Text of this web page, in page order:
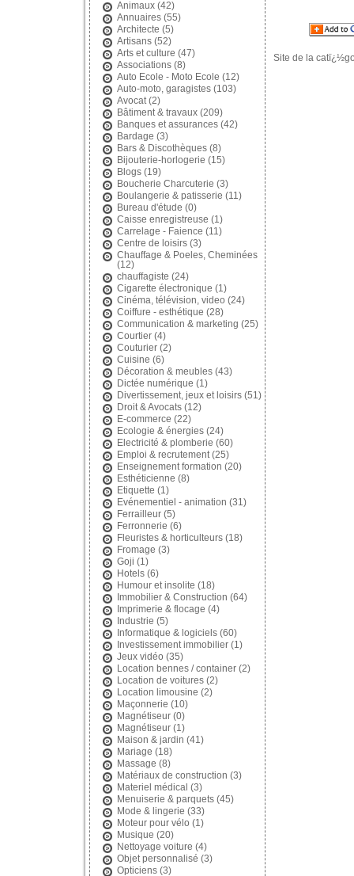
Animaux(42)
Annuaires(55)
Architecte (5)
Artisans(52)
Arts et culture (47)
Associations(8)
Auto Ecole - Moto Ecole (12)
Auto-moto, garagistes(103)
Avocat(2)
Bâtiment & travaux(209)
Banques et assurances(42)
Bardage (3)
Bars & Discothèques(8)
Bijouterie-horlogerie (15)
Blogs(19)
Boucherie Charcuterie (3)
Boulangerie & patisserie (11)
Bureau d'étude (0)
Caisse enregistreuse (1)
Carrelage - Faience (11)
Centre de loisirs(3)
Chauffage & Poeles, Cheminées
(12)
chauffagiste (24)
Cigarette électronique (1)
Cinéma, télévision, video (24)
Coiffure - esthétique (28)
Communication & marketing (25)
Courtier(4)
Couturier(2)
Cuisine (6)
Décoration & meubles(43)
Dictée numérique (1)
Divertissement, jeux et loisirs(51)
Droit & Avocats(12)
E-commerce (22)
Ecologie & énergies(24)
Electricité & plomberie (60)
Emploi & recrutement(25)
Enseignement formation (20)
Esthéticienne (8)
Etiquette (1)
Evénementiel - animation (31)
Ferrailleur(5)
Ferronnerie (6)
Fleuristes & horticulteurs(18)
Fromage (3)
Goji (1)
Hotels(6)
Humour et insolite (18)
Immobilier & Construction (64)
Imprimerie & flocage (4)
Industrie (5)
Informatique & logiciels(60)
Investissement immobilier(1)
Jeux vidéo (35)
Location bennes / container(2)
Location de voitures(2)
Location limousine (2)
Maçonnerie (10)
Magnétiseur(0)
Magnétiseur(1)
Maison & jardin (41)
Mariage (18)
Massage (8)
Matériaux de construction (3)
Materiel médical (3)
Menuiserie & parquets(45)
Mode & lingerie (33)
Moteur pour vélo (1)
Musique (20)
Nettoyage voiture (4)
Objet personnalisé (3)
Opticiens(3)
Site de la